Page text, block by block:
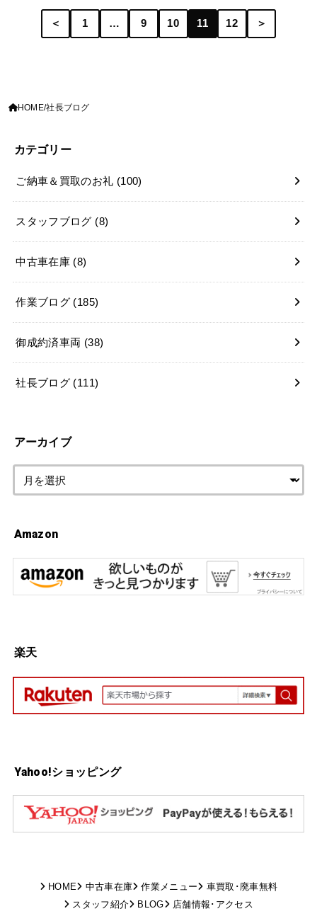
＜ 1 … 9 10 11 12 ＞
HOME 社長ブログ
カテゴリー
ご納車＆買取のお礼 (100)
スタッフブログ (8)
中古車在庫 (8)
作業ブログ (185)
御成約済車両 (38)
社長ブログ (111)
アーカイブ
Amazon
楽天
Yahoo!ショッピング
HOME 中古車在庫 作業メニュー
車買取･廃車無料
スタッフ紹介
BLOG 店舗情報･アクセス